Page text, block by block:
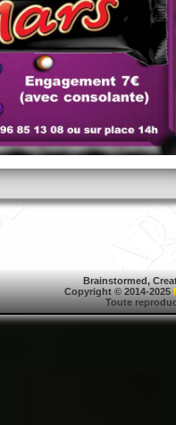
Brainstormed,
Copyright © 2014-2025
Toute